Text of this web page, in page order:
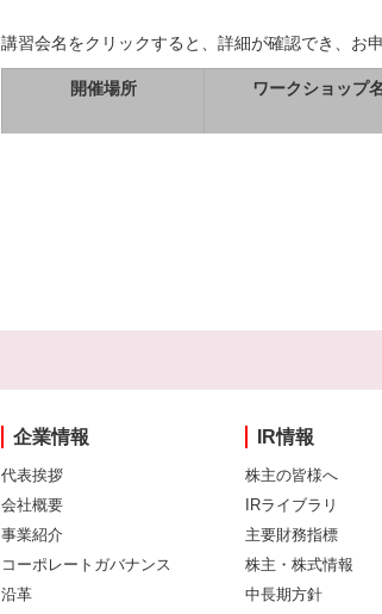
講習会名をクリックすると、詳細が確認でき、お
開催場所 ワークショップ
企業情報
代表挨拶
会社概要
事業紹介
コーポレートガバナンス
沿革
IR情報
株主の皆様へ
IRライブラリ
主要財務指標
株主・株式情報
中長期方針